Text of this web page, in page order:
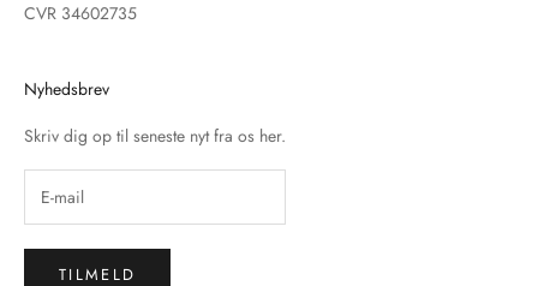
CVR 34602735
Nyhedsbrev
Skriv dig op til seneste nyt fra os her.
TILMELD